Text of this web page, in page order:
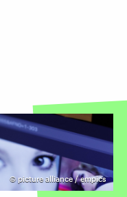
© picture alliance / empics